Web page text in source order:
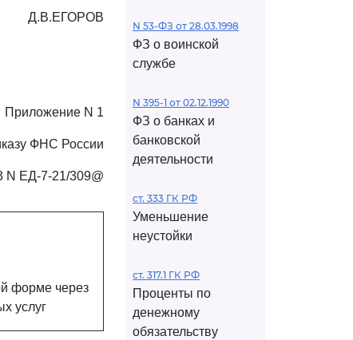
Д.В.ЕГОРОВ
Приложение N 1
ФНС России
N ЕД-7-21/309@
форме через
услуг
N 53-ФЗ от 28.03.1998
ФЗ о воинской
службе
N 395-1 от 02.12.1990
ФЗ о банках и
банковской
деятельности
ст. 333 ГК РФ
Уменьшение
неустойки
ст. 317.1 ГК РФ
Проценты по
денежному
обязательству